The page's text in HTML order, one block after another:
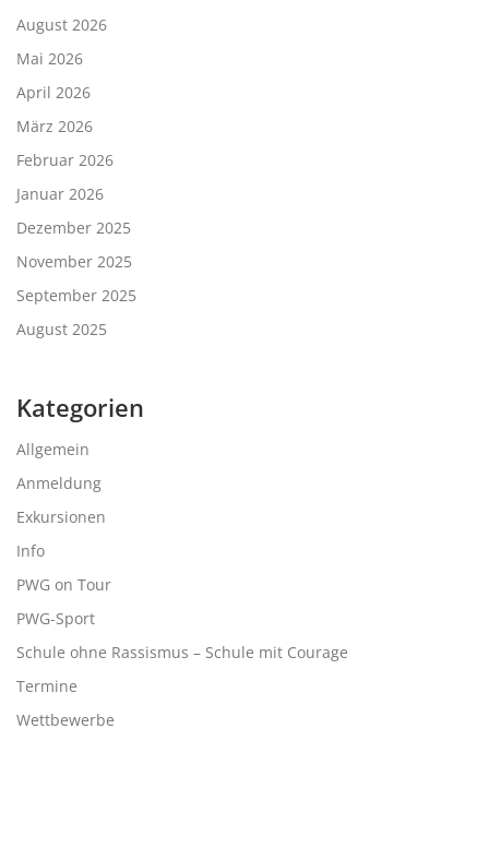
August 2026
Mai 2026
April 2026
März 2026
Februar 2026
Januar 2026
Dezember 2025
November 2025
September 2025
August 2025
Kategorien
Allgemein
Anmeldung
Exkursionen
Info
PWG on Tour
PWG-Sport
Schule ohne Rassismus – Schule mit Courage
Termine
Wettbewerbe